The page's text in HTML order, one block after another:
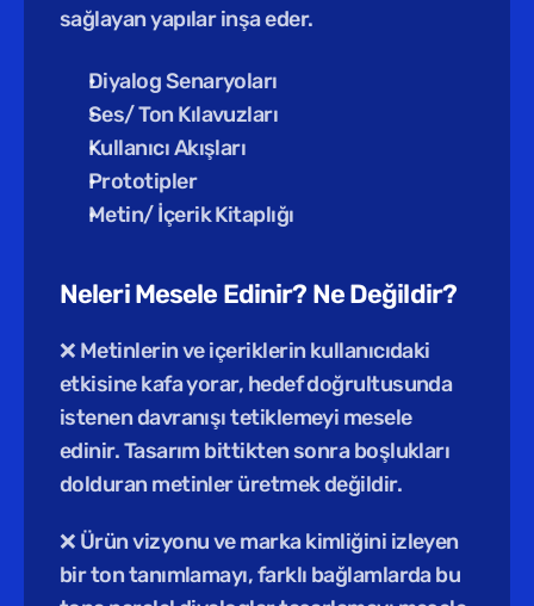
sağlayan yapılar inşa eder.
Diyalog Senaryoları
Ses/ Ton Kılavuzları
Kullanıcı Akışları
Prototipler
Metin/ İçerik Kitaplığı
Neleri Mesele Edinir? Ne Değildir?
❌ Metinlerin ve içeriklerin kullanıcıdaki
etkisine kafa yorar, hedef doğrultusunda
istenen davranışı tetiklemeyi mesele
edinir. Tasarım bittikten sonra boşlukları
dolduran metinler üretmek değildir.
❌ Ürün vizyonu ve marka kimliğini izleyen
bir ton tanımlamayı, farklı bağlamlarda bu